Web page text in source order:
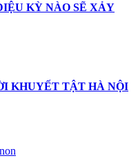
KỲ NÀO SẼ XẢY
KHUYẾT TẬT HÀ NỘI